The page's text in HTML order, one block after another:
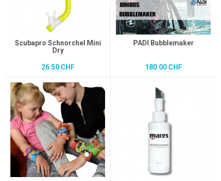
Scubapro Schnorchel Mini
Dry
26.50 CHF
PADI Bubblemaker
180.00 CHF